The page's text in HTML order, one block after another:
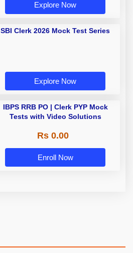
Explore Now
SBI Clerk 2026 Mock Test Series
Explore Now
IBPS RRB PO | Clerk PYP Mock
Tests with Video Solutions
Rs 0.00
Enroll Now